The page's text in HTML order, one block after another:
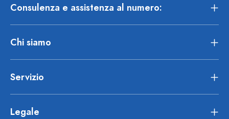
Consulenza e assistenza al numero:
Chi siamo
Servizio
Legale